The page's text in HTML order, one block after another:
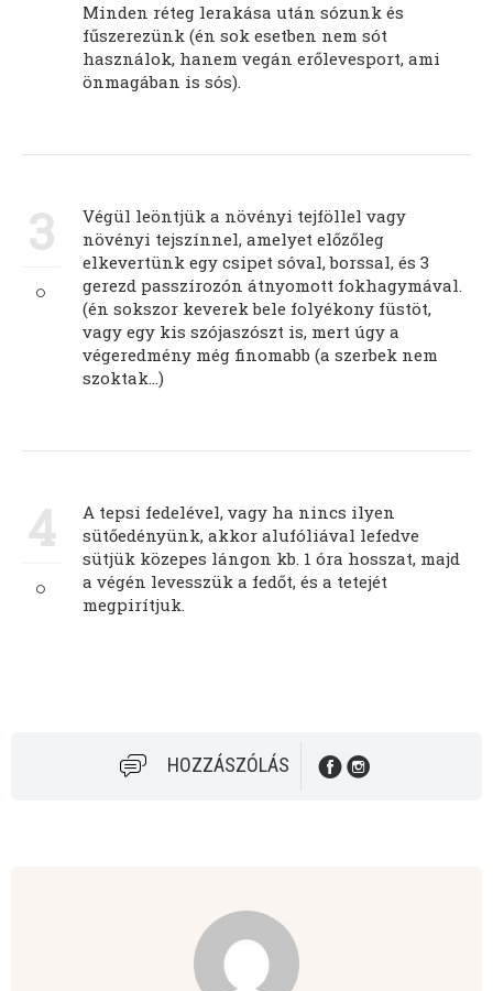
Minden réteg lerakása után sózunk és
fűszerezünk (én sok esetben nem sót
használok, hanem vegán erőlevesport, ami
önmagában is sós).
3
Végül leöntjük a növényi tejföllel vagy
növényi tejszínnel, amelyet előzőleg
elkevertünk egy csipet sóval, borssal, és 3
gerezd passzírozón átnyomott fokhagymával.
(én sokszor keverek bele folyékony füstöt,
vagy egy kis szójaszószt is, mert úgy a
végeredmény még finomabb (a szerbek nem
szoktak...)
4
A tepsi fedelével, vagy ha nincs ilyen
sütőedényünk, akkor alufóliával lefedve
sütjük közepes lángon kb. 1 óra hosszat, majd
a végén levesszük a fedőt, és a tetejét
megpirítjuk.
HOZZÁSZÓLÁS